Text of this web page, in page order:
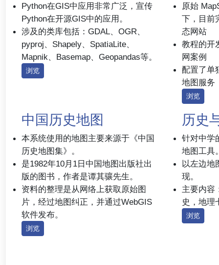
Python在GIS中应用非常广泛，宣传
Python在开源GIS中的应用。
涉及的类库包括：GDAL、OGR、
pyproj、Shapely、SpatiaLite、
Mapnik、Basemap、Geopandas等。
浏览
原始
下，目前
态网站
教程的开
网案例
配置了单
地图服务
浏览
中国历史地图
本系统使用的地图主要来源于《中国
历史地图集》。
是1982年10月1日中国地图出版社出
版的图书，作者是谭其骧先生。
资料的整理是从网络上获取原始图
片，经过地图纠正，并通过WebGIS
软件发布。
浏览
历史
针对中学
地图工具
以左边地
现。
主要内容
史，地理
浏览